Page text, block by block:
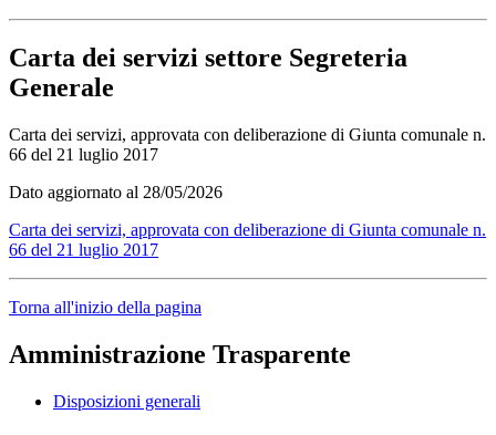
Carta dei servizi settore Segreteria
Generale
Carta dei servizi, approvata con deliberazione di Giunta comunale n.
66 del 21 luglio 2017
Dato aggiornato al 28/05/2026
Carta dei servizi, approvata con deliberazione di Giunta comunale n.
66 del 21 luglio 2017
Torna all'inizio della pagina
Amministrazione Trasparente
Disposizioni generali